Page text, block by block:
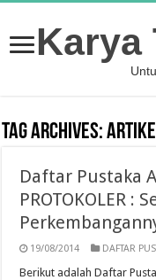
Karya
Tag Archives:
Daftar Pustaka
PROTOKOLER :
19/08/2014 DAFTAR
Berikut adalah Daftar